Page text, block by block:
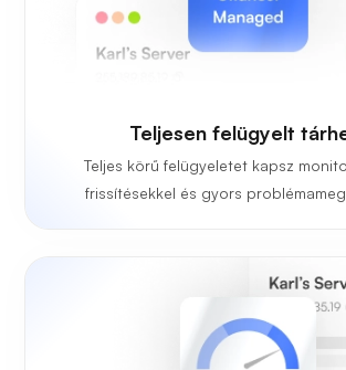
Teljesen felügyelt
Teljes körű felügyeletet kapsz
frissítésekkel és gyors